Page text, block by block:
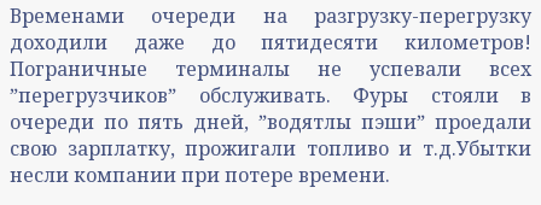
Временами очереди на разгрузку-перегрузку
доходили даже до пятидесяти километров!
Пограничные терминалы не успевали всех
ˮперегрузчиковˮ обслуживать. Фуры стояли в
очереди по пять дней, ˮводятлы пэшиˮ проедали
свою зарплатку, прожигали топливо и т.д.Убытки
несли компании при потере времени.